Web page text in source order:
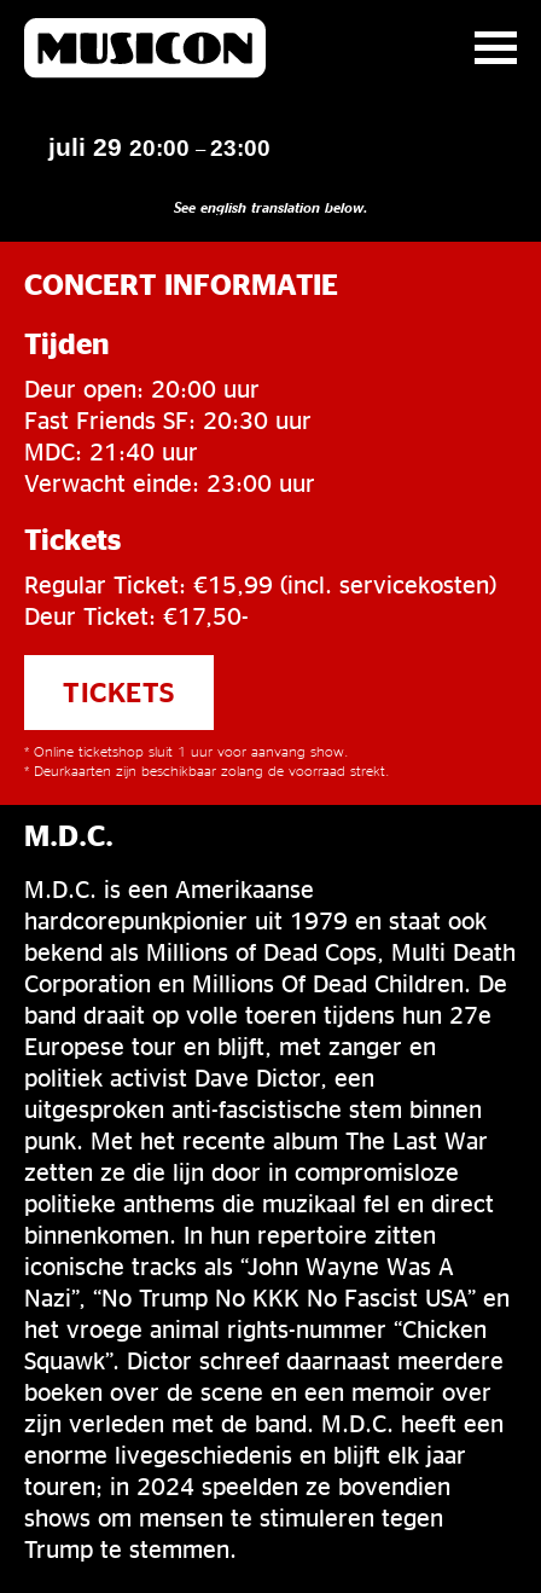
juli 29 20:00 –23:00
See english translation below.
CONCERT INFORMATIE
Tijden
Deur open: 20:00 uur
Fast Friends SF: 20:30 uur
MDC: 21:40 uur
Verwacht einde: 23:00 uur
Tickets
Regular Ticket: €15,99 (incl. servicekosten)
Deur Ticket: €17,50-
TICKETS
* Online ticketshop sluit 1 uur voor aanvang show.
* Deurkaarten zijn beschikbaar zolang de voorraad strekt.
M.D.C.
M.D.C. is een Amerikaanse
hardcorepunkpionier uit 1979 en staat ook
bekend als Millions of Dead Cops, Multi Death
Corporation en Millions Of Dead Children. De
band draait op volle toeren tijdens hun 27e
Europese tour en blijft, met zanger en
politiek activist Dave Dictor, een
uitgesproken anti-fascistische stem binnen
punk. Met het recente album The Last War
zetten ze die lijn door in compromisloze
politieke anthems die muzikaal fel en direct
binnenkomen. In hun repertoire zitten
iconische tracks als “John Wayne Was A
Nazi”, “No Trump No KKK No Fascist USA” en
het vroege animal rights-nummer “Chicken
Squawk”. Dictor schreef daarnaast meerdere
boeken over de scene en een memoir over
zijn verleden met de band. M.D.C. heeft een
enorme livegeschiedenis en blijft elk jaar
touren; in 2024 speelden ze bovendien
shows om mensen te stimuleren tegen
Trump te stemmen.